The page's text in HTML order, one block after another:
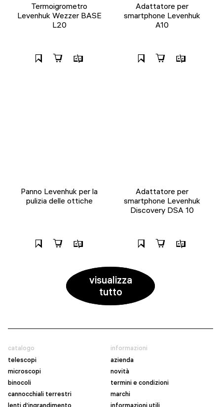
Termoigrometro
Levenhuk Wezzer BASE
L20
Adattatore per
smartphone Levenhuk
A10
Panno Levenhuk per la
pulizia delle ottiche
Adattatore per
smartphone Levenhuk
Discovery DSA 10
visualizza
tutto
catalogo
telescopi
microscopi
binocoli
cannocchiali terrestri
lenti d’ingrandimento
informazioni
azienda
novità
termini e condizioni
marchi
informazioni utili